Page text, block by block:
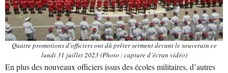
Quatre promotions d’officiers ont dû prêter serment devant le souverain ce
lundi 31 juillet 2023 (Photo : capture d’écran vidéo)
En plus des nouveaux officiers issus des écoles militaires, d’autres